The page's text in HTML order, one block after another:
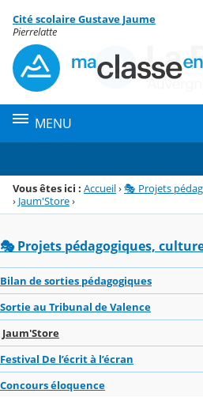
Menu de la rubrique
Contenu
Cité scolaire Gustave Jaume
Pierrelatte
MENU
Vous êtes ici : Accueil›🎭 Projets
› Jaum'Store›
🎭 Projets pédagogiques,
Bilan de sorties pédagogiques
Sortie au Tribunal de Valence
Jaum'Store
Festival De l’écrit à l’écran
Concours éloquence